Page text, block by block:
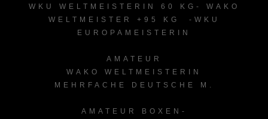
WKU WELTMEISTERIN 60 KG- WAKO
WELTMEISTER +95 KG -WKU
EUROPAMEISTERIN
AMATEUR
WAKO WELTMEISTERIN
MEHRFACHE DEUTSCHE M.
AMATEUR BOXEN-